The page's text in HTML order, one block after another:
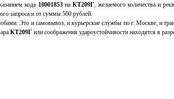
кода 10001853на КТ209Г , желаемого количества и
запроса и от суммы 500 рублей.
Это и самовывоз, и курьерские службы по г. Москве, и
КТ209Г или соображения удароустойчивости находятся в